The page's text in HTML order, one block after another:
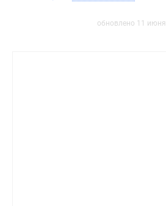
обновлено 11 июня